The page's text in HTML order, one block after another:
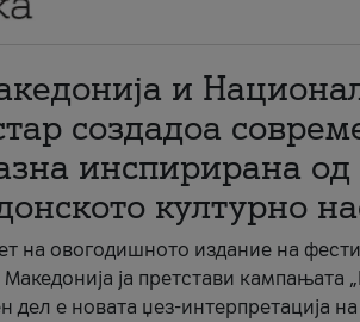
и
создадоа
инспирирана од
културно
на овогодишното издание на
ја претстави кампањата
дел е новата џез-интерпретација